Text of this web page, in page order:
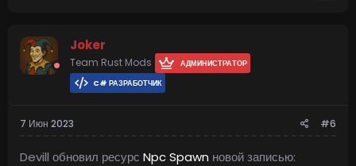
Joker
Team Rust Mods
АДМИНИСТРАТОР
C# РАЗРАБОТЧИК
7 Июн 2023 #6
Devill обновил ресурс Npc Spawn новой записью: